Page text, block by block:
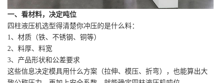
一、看材料，决定吨位
四柱液压机选型得清楚你冲压的是什么料：
1、材质（铁、不锈钢、铜等）
2、料厚、料宽
3、产品形状和公差要求
这些信息决定模具用什么方案（拉伸、模压、折弯），也能算出大